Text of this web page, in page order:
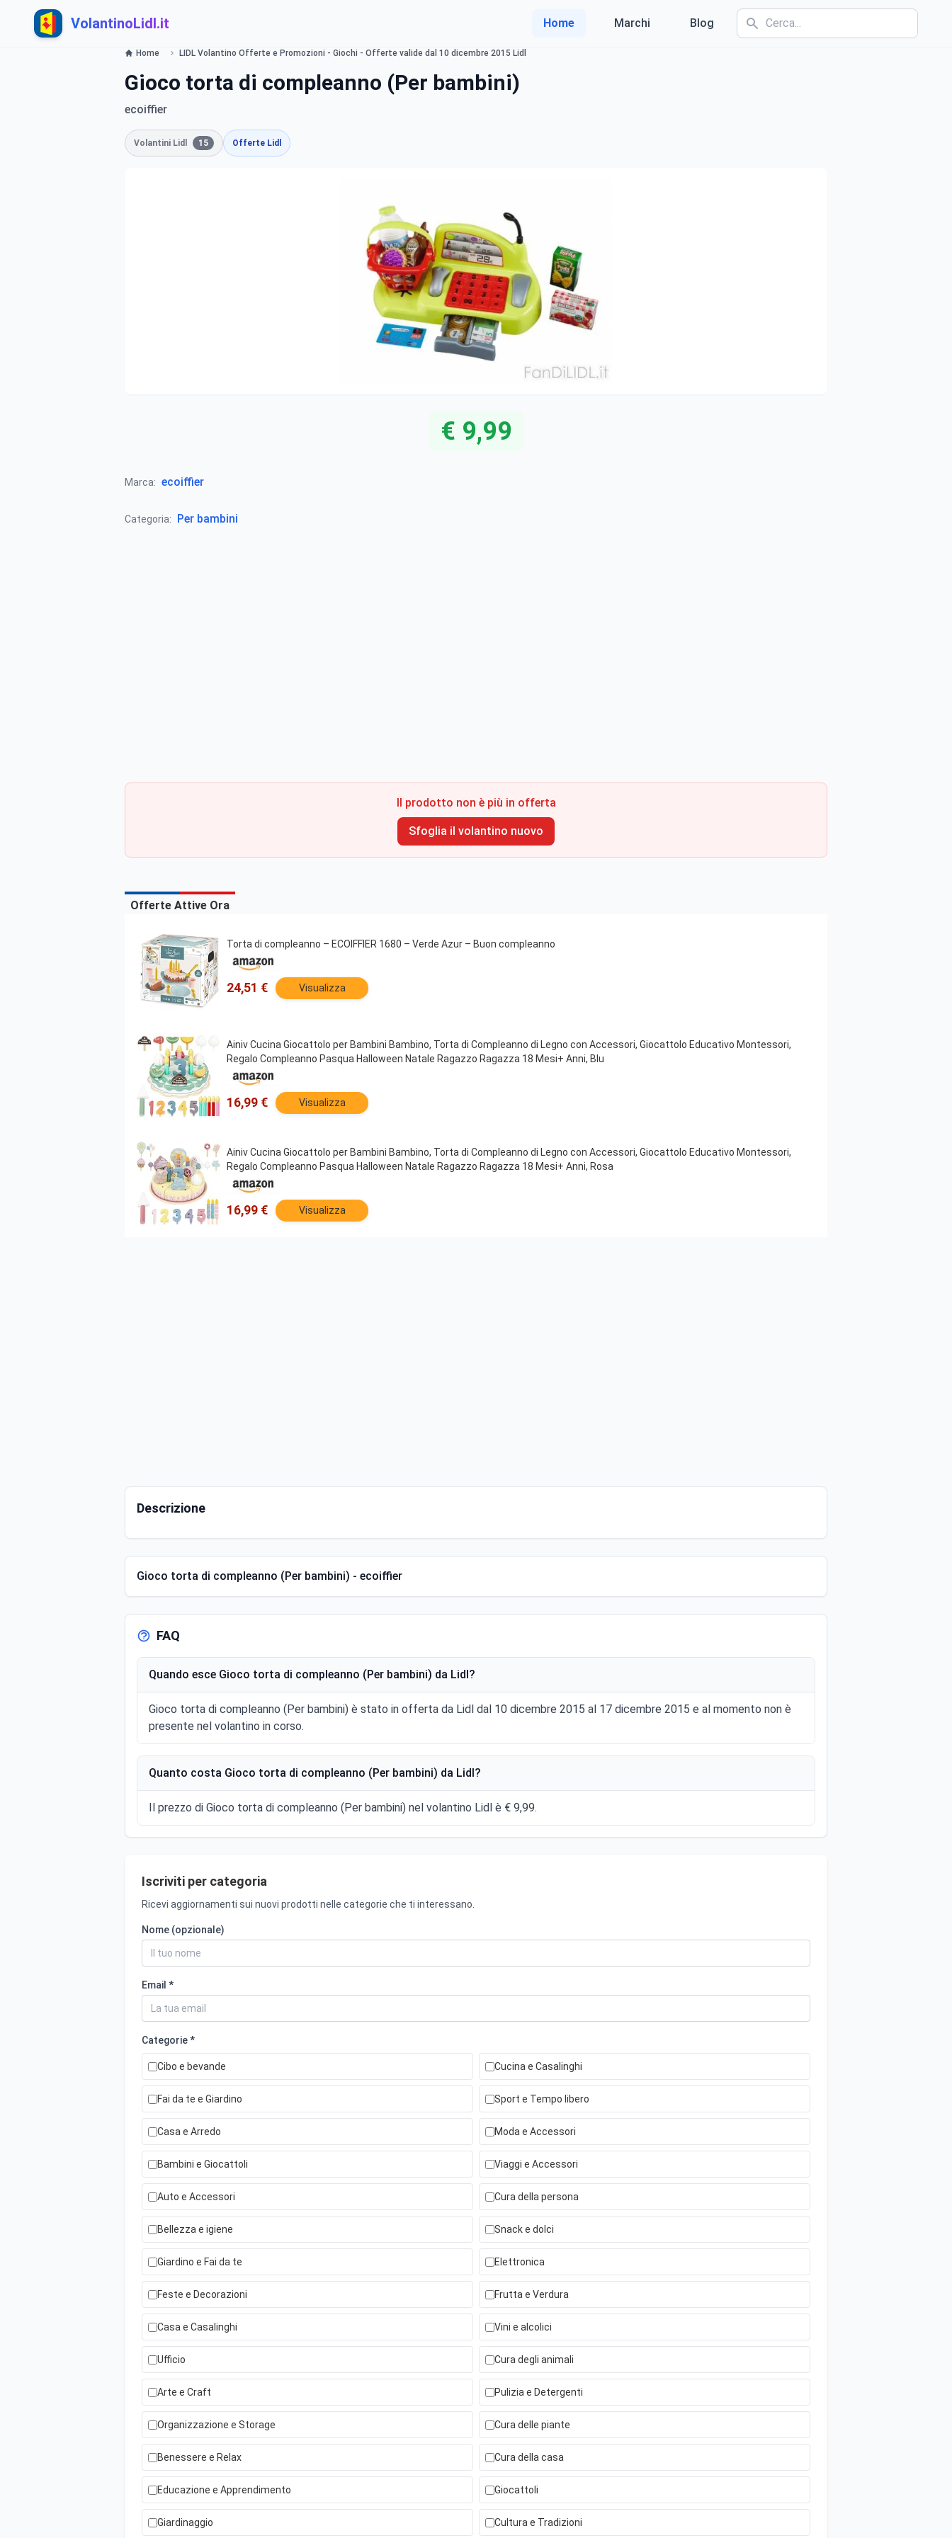
VolantinoLidl.it Home Marchi Blog
Home LIDL Volantino Offerte e Promozioni - Giochi - Offerte valide dal 10 dicembre 2015 Lidl
Gioco torta di compleanno (Per bambini)
ecoiffier
Volantini Lidl 15 Offerte Lidl
€ 9,99
Marca: ecoiffier
Categoria: Per bambini
Il prodotto non è più in offerta
Sfoglia il volantino nuovo
Offerte Attive Ora
Torta di compleanno – ECOIFFIER 1680 – Verde Azur – Buon compleanno
24,51 € Visualizza
Ainiv Cucina Giocattolo per Bambini Bambino, Torta di Compleanno di Legno con Accessori, Giocattolo Educativo Montessori,
Regalo Compleanno Pasqua Halloween Natale Ragazzo Ragazza 18 Mesi+ Anni, Blu
16,99 € Visualizza
Ainiv Cucina Giocattolo per Bambini Bambino, Torta di Compleanno di Legno con Accessori, Giocattolo Educativo Montessori,
Regalo Compleanno Pasqua Halloween Natale Ragazzo Ragazza 18 Mesi+ Anni, Rosa
16,99 € Visualizza
Descrizione
Gioco torta di compleanno (Per bambini) - ecoiffier
FAQ
Quando esce Gioco torta di compleanno (Per bambini) da Lidl?
Gioco torta di compleanno (Per bambini) è stato in offerta da Lidl dal 10 dicembre 2015 al 17 dicembre 2015 e al momento non è
presente nel volantino in corso.
Quanto costa Gioco torta di compleanno (Per bambini) da Lidl?
Il prezzo di Gioco torta di compleanno (Per bambini) nel volantino Lidl è € 9,99.
Iscriviti per categoria
Ricevi aggiornamenti sui nuovi prodotti nelle categorie che ti interessano.
Nome (opzionale)
Email *
Categorie *
Cibo e bevande Cucina e Casalinghi
Fai da te e Giardino Sport e Tempo libero
Casa e Arredo Moda e Accessori
Bambini e Giocattoli Viaggi e Accessori
Auto e Accessori Cura della persona
Bellezza e igiene Snack e dolci
Giardino e Fai da te Elettronica
Feste e Decorazioni Frutta e Verdura
Casa e Casalinghi Vini e alcolici
Ufficio Cura degli animali
Arte e Craft Pulizia e Detergenti
Organizzazione e Storage Cura delle piante
Benessere e Relax Cura della casa
Educazione e Apprendimento Giocattoli
Giardinaggio Cultura e Tradizioni